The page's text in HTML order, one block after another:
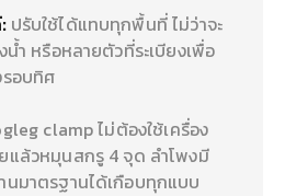
ปรับใช้ได้แทบทุกพื้นที่ ไม่ว่าจะ
ำ หรือหลายตัวที่ระเบียงเพื่อ
รอบทิศ
clamp ไม่ต้องใช้เครื่อง
แล้วหมุนสกรู 4 จุด ลำโพงมี
นมาตรฐานได้เกือบทุกแบบ